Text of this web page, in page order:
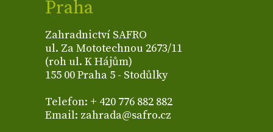
Praha
Zahradnictví SAFRO
ul. Za Mototechnou 2673/11
(roh ul. K Hájům)
155 00 Praha 5 - Stodůlky
Telefon: + 420 776 882 882
Email: zahrada@safro.cz